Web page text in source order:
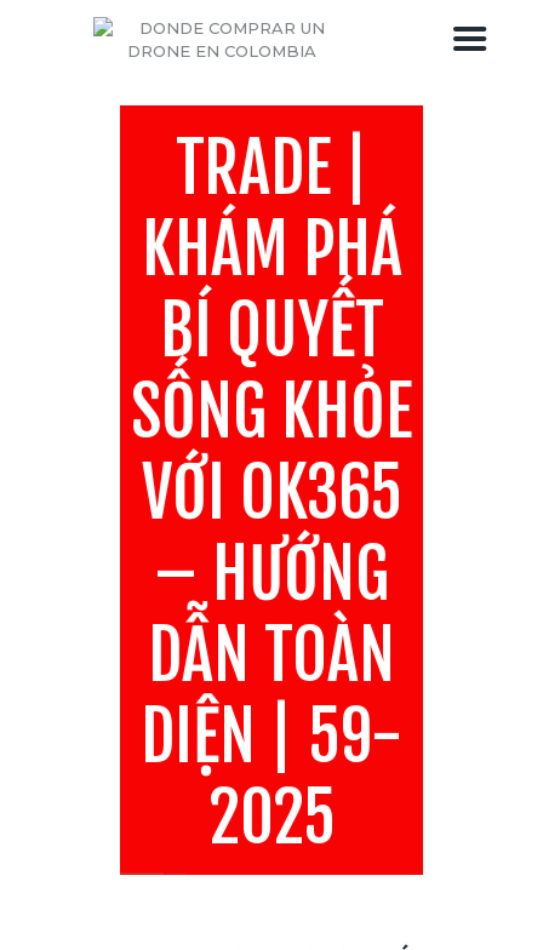
TRADE |
KHÁM PHÁ
BÍ QUYẾT
SỐNG KHỎE
VỚI OK365
– HƯỚNG
DẪN TOÀN
DIỆN | 59-
2025
DRONES COLOMBIA
TIENDA DE DRONES
BLOG DEL DRONE
SOBRE DRONES COLOMBIA